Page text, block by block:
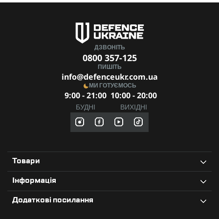
ДЗВОНІТЬ
0800 357-125
ПИШІТЬ
info@defenceukr.com.ua
МИ ГОТУЄМОСЬ
9:00 - 21:00
БУДНІ
10:00 - 20:00
ВИХІДНІ
Товари
Інформація
Додаткові посилання